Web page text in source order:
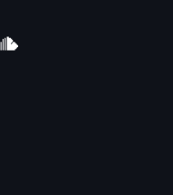
SoundCloud